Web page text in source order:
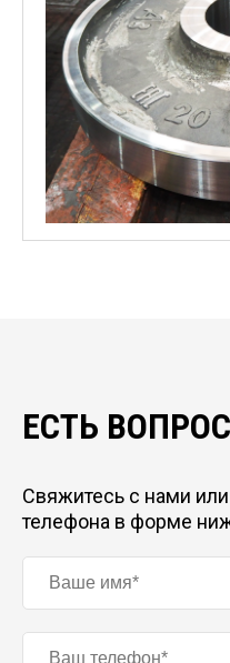
ЕСТЬ
Свяжитесь с нами
телефона в форме